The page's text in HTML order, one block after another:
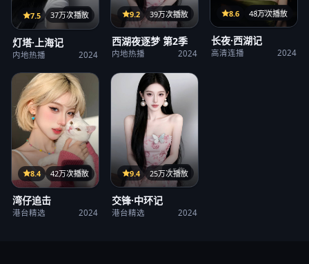
27集
7.5 37万次播放
灯塔·上海记
内地热播 2024
38集
9.2 39万次播放
西湖夜逐梦 第2季
内地热播 2024
125分钟
8.6 48万次播放
长夜·西湖记
高清连播 2024
38集
8.4 42万次播放
湾仔追击
港台精选 2024
15集
9.4 25万次播放
交锋·中环记
港台精选 2024